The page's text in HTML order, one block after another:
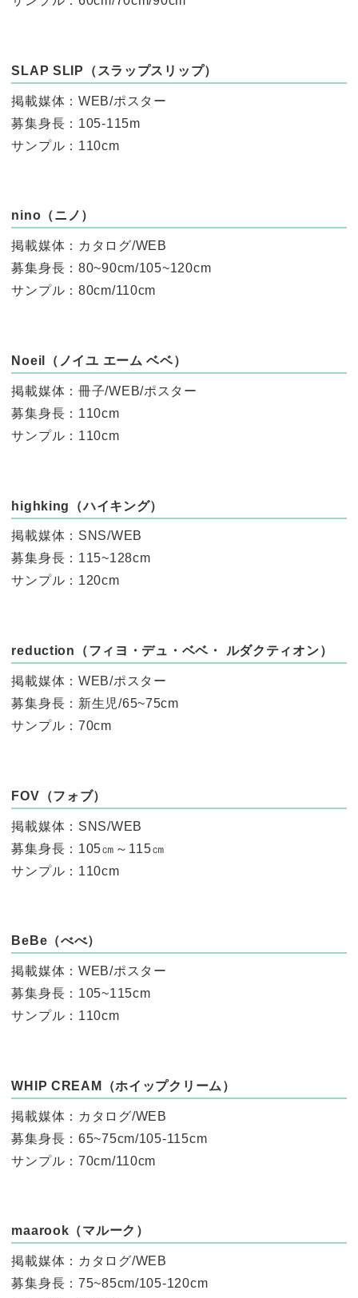
SLAP SLIP（スラップスリップ）
掲載媒体：WEB/ポスター
募集身長：105-115m
サンプル：110cm
nino（ニノ）
掲載媒体：カタログ/WEB
募集身長：80~90cm/105~120cm
サンプル：80cm/110cm
Noeil（ノイユ エーム ベベ）
掲載媒体：冊子/WEB/ポスター
募集身長：110cm
サンプル：110cm
highking（ハイキング）
掲載媒体：SNS/WEB
募集身長：115~128cm
サンプル：120cm
reduction（フィヨ・デュ・ベベ・ ルダクティオン）
掲載媒体：WEB/ポスター
募集身長：新生児/65~75cm
サンプル：70cm
FOV（フォブ）
掲載媒体：SNS/WEB
募集身長：105㎝～115㎝
サンプル：110cm
BeBe（べべ）
掲載媒体：WEB/ポスター
募集身長：105~115cm
サンプル：110cm
WHIP CREAM（ホイップクリーム）
掲載媒体：カタログ/WEB
募集身長：65~75cm/105-115cm
サンプル：70cm/110cm
maarook（マルーク）
掲載媒体：カタログ/WEB
募集身長：75~85cm/105-120cm